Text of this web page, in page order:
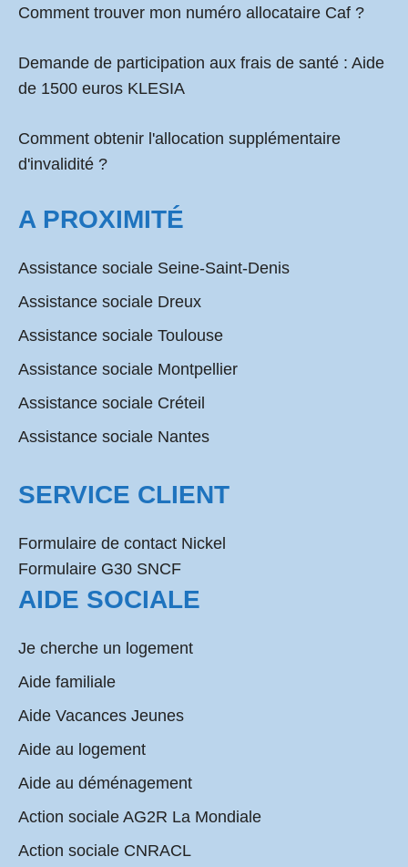
Comment trouver mon numéro allocataire Caf ?
Demande de participation aux frais de santé : Aide
de 1500 euros KLESIA
Comment obtenir l'allocation supplémentaire
d'invalidité ?
A PROXIMITÉ
Assistance sociale Seine-Saint-Denis
Assistance sociale Dreux
Assistance sociale Toulouse
Assistance sociale Montpellier
Assistance sociale Créteil
Assistance sociale Nantes
SERVICE CLIENT
Formulaire de contact Nickel
Formulaire G30 SNCF
AIDE SOCIALE
Je cherche un logement
Aide familiale
Aide Vacances Jeunes
Aide au logement
Aide au déménagement
Action sociale AG2R La Mondiale
Action sociale CNRACL